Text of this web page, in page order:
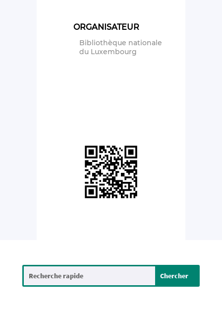
ORGANISATEUR
Bibliothèque nationale
du Luxembourg